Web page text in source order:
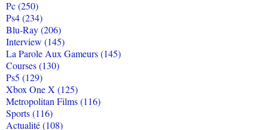
Pc (250)
Ps4 (234)
Blu-Ray (206)
Interview (145)
La Parole Aux Gameurs (145)
Courses (130)
Ps5 (129)
Xbox One X (125)
Metropolitan Films (116)
Sports (116)
Actualité (108)